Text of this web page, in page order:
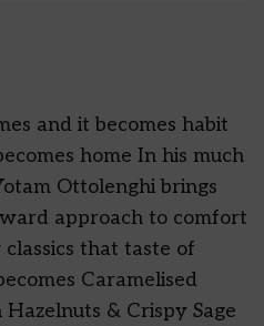
and it becomes habit
home In his much
Ottolenghi brings
approach to comfort
that taste of
Caramelised
& Crispy Sage